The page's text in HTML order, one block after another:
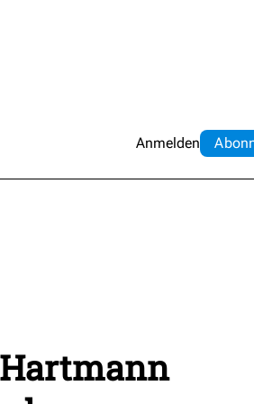
Anmelden Abo